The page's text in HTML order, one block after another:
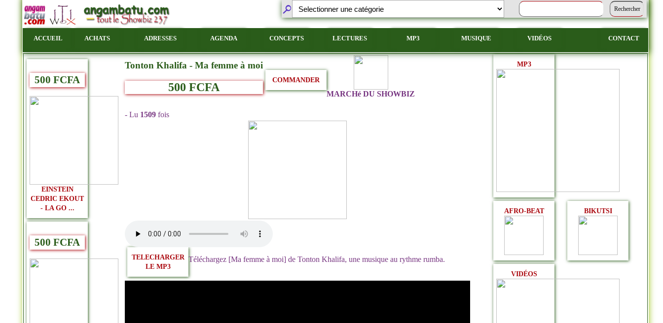
ACCUEIL ACHATS ADRESSES AGENDA CONCEPTS LECTURES MP3 MUSIQUE VIDÉOS CONTACT
500 FCFA
EINSTEIN
CEDRIC EKOUT
- LA GO ...
500 FCFA
Tonton Khalifa - Ma femme à moi
500 FCFA
MARCHé DU SHOWBIZ
COMMANDER
- Lu 1509 fois
TELECHARGER
LE MP3
Téléchargez [Ma femme à moi] de Tonton Khalifa, une musique au rythme rumba.
MP3
AFRO-BEAT BIKUTSI
VIDÉOS